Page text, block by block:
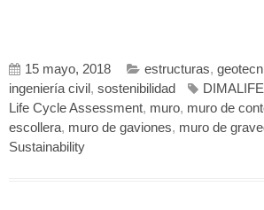
15 mayo, 2018 estructuras,
ingeniería civil, sostenibilidad DIMALIFE
Life Cycle Assessment, muro, muro de
escollera, muro de gaviones, muro de
Sustainability